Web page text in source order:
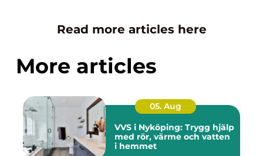
Read more articles here
More articles
05. Aug
VVS i Nyköping: Trygg hjälp
med rör, värme och vatten
i hemmet